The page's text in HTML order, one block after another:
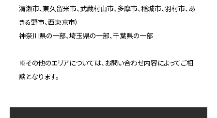
清瀬市、東久留米市、武蔵村山市、多摩市、稲城市、羽村市、あ
きる野市、西東京市）
神奈川県の一部、埼玉県の一部、千葉県の一部
※その他のエリアについては、お問い合わせ内容によってご相
談となります。